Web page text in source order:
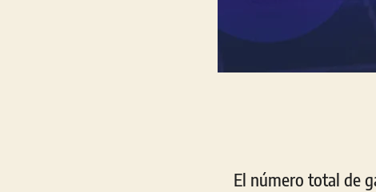
El número total de